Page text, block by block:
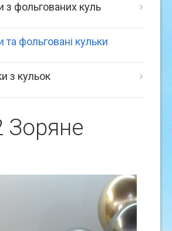
з фольгованих куль
фольговані кульки
з кульок